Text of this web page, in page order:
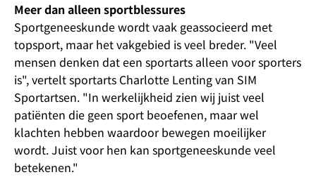
Meer dan alleen sportblessures
Sportgeneeskunde wordt vaak geassocieerd met
topsport, maar het vakgebied is veel breder. "Veel
mensen denken dat een sportarts alleen voor sporters
is", vertelt sportarts Charlotte Lenting van SIM
Sportartsen. "In werkelijkheid zien wij juist veel
patiënten die geen sport beoefenen, maar wel
klachten hebben waardoor bewegen moeilijker
wordt. Juist voor hen kan sportgeneeskunde veel
betekenen."